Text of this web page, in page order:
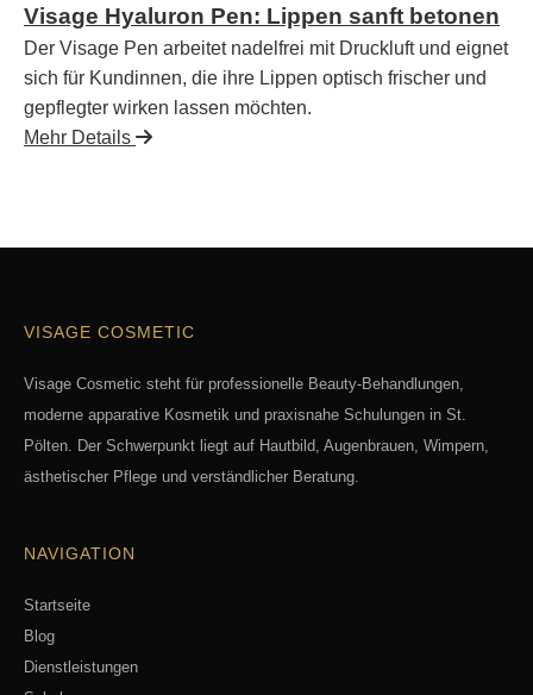
Visage Hyaluron Pen: Lippen sanft betonen
Der Visage Pen arbeitet nadelfrei mit Druckluft und eignet
sich für Kundinnen, die ihre Lippen optisch frischer und
gepflegter wirken lassen möchten.
Mehr Details
VISAGE COSMETIC
Visage Cosmetic steht für professionelle Beauty-Behandlungen,
moderne apparative Kosmetik und praxisnahe Schulungen in St.
Pölten. Der Schwerpunkt liegt auf Hautbild, Augenbrauen, Wimpern,
ästhetischer Pflege und verständlicher Beratung.
NAVIGATION
Startseite
Blog
Dienstleistungen